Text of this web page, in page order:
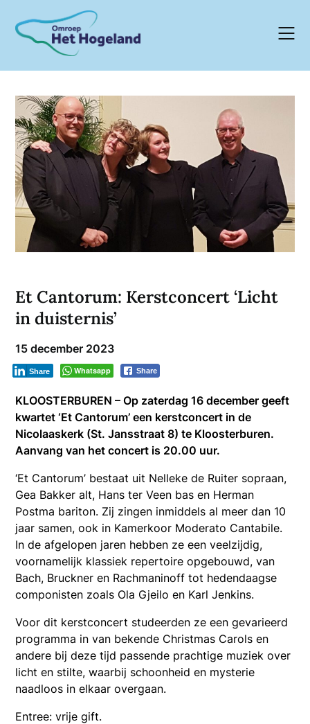
content
Et Cantorum: Kerstconcert ‘Licht
in duisternis’
15 december 2023
Whatsapp Share
Share
KLOOSTERBUREN – Op zaterdag 16 december geeft
kwartet ‘Et Cantorum’ een kerstconcert in de
Nicolaaskerk (St. Jansstraat 8) te Kloosterburen.
Aanvang van het concert is 20.00 uur.
‘Et Cantorum’ bestaat uit Nelleke de Ruiter sopraan,
Gea Bakker alt, Hans ter Veen bas en Herman
Postma bariton. Zij zingen inmiddels al meer dan 10
jaar samen, ook in Kamerkoor Moderato Cantabile.
In de afgelopen jaren hebben ze een veelzijdig,
voornamelijk klassiek repertoire opgebouwd, van
Bach, Bruckner en Rachmaninoff tot hedendaagse
componisten zoals Ola Gjeilo en Karl Jenkins.
Voor dit kerstconcert studeerden ze een gevarieerd
programma in van bekende Christmas Carols en
andere bij deze tijd passende prachtige muziek over
licht en stilte, waarbij schoonheid en mysterie
naadloos in elkaar overgaan.
Entree: vrije gift.